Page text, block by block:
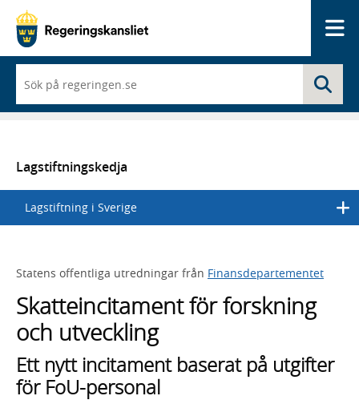
du
börjar
skriva
en
lista
med
sökförslag
Lagstiftningskedja
Lagstiftning i Sverige
Statens offentliga utredningar från Finansdepartementet
Skatteincitament för forskning
och utveckling
Ett nytt incitament baserat på utgifter
för FoU-personal